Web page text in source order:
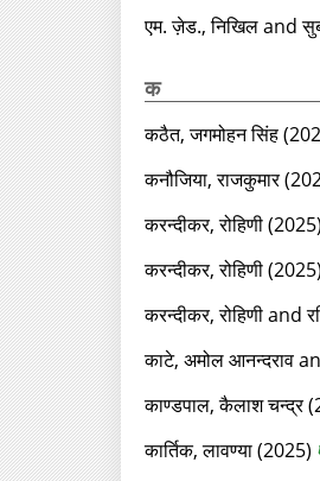
एम. ज़ेड., निखिलand
क
कठैत, जगमोहन सिंह
कनौजिया, राजकुमार
करन्‍दीकर, रोहिणी(2025)
करन्‍दीकर, रोहिणी(2025)
करन्‍दीकर, रोहिणीand
काटे, अमोल आनन्दराव
काण्डपाल, कैलाश चन्द्र
कार्तिक, लावण्या(2025)